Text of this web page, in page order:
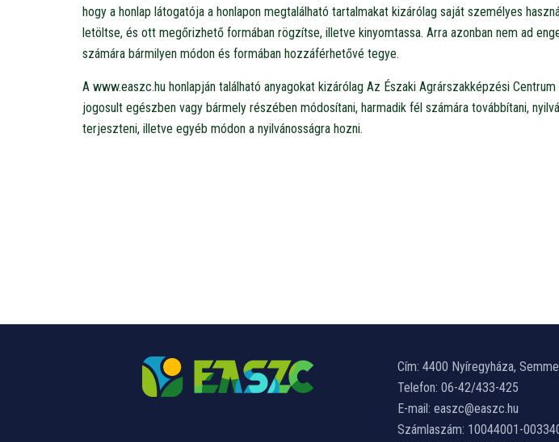
hogy a honlap látogatója a honlapon megtalálható tartalmakat kizárólag saját személyes
letöltse, és ott megőrizhető formában rögzítse, illetve kinyomtassa. Arra azonban nem ad
számára bármilyen módon és formában hozzáférhetővé tegye.
A www.easzc.hu honlapján található anyagokat kizárólag Az Északi Agrárszakképzési
jogosult egészben vagy bármely részében módosítani, harmadik fél számára továbbítani,
terjeszteni, illetve egyéb módon a nyilvánosságra hozni.
Cím: 4400 Nyíregyháza,
Telefon: 06-42/433-425
E-mail: easzc@easzc.hu
Számlaszám: 10044001-